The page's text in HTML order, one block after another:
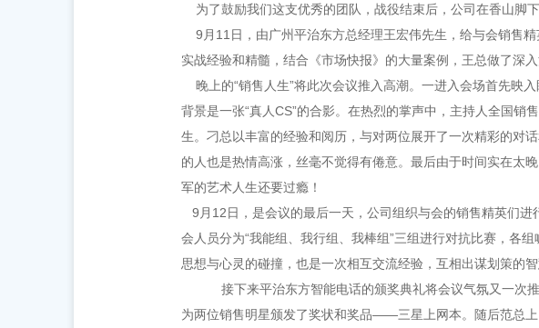
为了鼓励我们这支优秀的团队，战役结束后，公司在香山脚
9月11日，由广州平治东方总经理王宏伟先生，给与会销售精
实战经验和精髓，结合《市场快报》的大量案例，王总做了深
晚上的“销售人生”将此次会议推入高潮。一进入会场首先映
背景是一张“真人CS”的合影。在热烈的掌声中，主持人全国
生。刁总以丰富的经验和阅历，与对两位展开了一次精彩的对
的人也是热情高涨，丝毫不觉得有倦意。最后由于时间实在太
军的艺术人生还要过瘾！
9月12日，是会议的最后一天，公司组织与会的销售精英们进
会人员分为“我能组、我行组、我棒组”三组进行对抗比赛，各
思想与心灵的碰撞，也是一次相互交流经验，互相出谋划策的
接下来平治东方智能电话的颁奖典礼将会议气氛又一次
为两位销售明星颁发了奖状和奖品——三星上网本。随后范总